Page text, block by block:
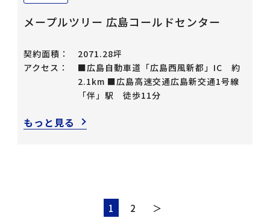
メープルツリー 広島コールドセンター
契約面積：
2071.28坪
アクセス：
■広島自動車道「広島西風新都」IC 約
2.1km ■広島高速交通広島新交通1号線
「伴」駅 徒歩11分
もっと見る
1 2 ＞